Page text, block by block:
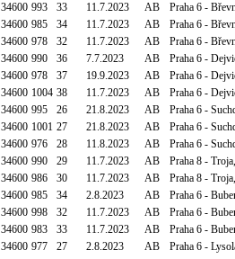
34600 993 33 11.7.2023 AB
Praha 6 -
34600 985 34 11.7.2023 AB
Praha 6 -
34600 978 32 11.7.2023 AB
Praha 6 -
34600 990 36 7.7.2023 AB
Praha 6 -
34600 978 37 19.9.2023 AB
Praha 6 -
34600 1004 38 11.7.2023 AB
Praha 6 -
34600 995 26 21.8.2023 AB
Praha 6 -
34600 1001 27 21.8.2023 AB
Praha 6 -
34600 976 28 11.8.2023 AB
Praha 6 -
34600 990 29 11.7.2023 AB
Praha 8 -
34600 986 30 11.7.2023 AB
Praha 8 -
34600 985 34 2.8.2023 AB
Praha 6 -
34600 998 32 11.7.2023 AB
Praha 6 -
34600 983 33 11.7.2023 AB
Praha 6 -
34600 977 27 2.8.2023 AB
Praha 6 -